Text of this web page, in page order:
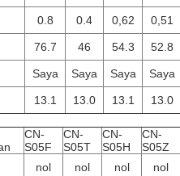
0.8 0.4 0,62 0,51
76.7 46 54.3 52.8
Saya Saya Saya Saya
13.1 13.0 13.1 13.0
CN-
S05F
CN-
S05T
CN-
S05H
CN-
S05Z
nol nol nol nol